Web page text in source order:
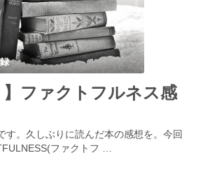
】ファクトフルネス感
す。久しぶりに読んだ本の感想を。今回
ファクトフ …